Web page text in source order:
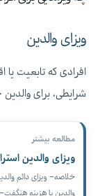
ویزای والدین
افرادی که تابعیت یا
شرایطی، برای
مطالعه بیشتر
ویزای والدین
خلاصه– ویزای دائم
والدین با هزینه